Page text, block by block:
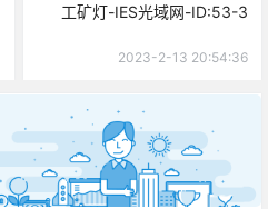
工矿灯-IES光域网-ID:53-3
2023-2-13 20:54:36